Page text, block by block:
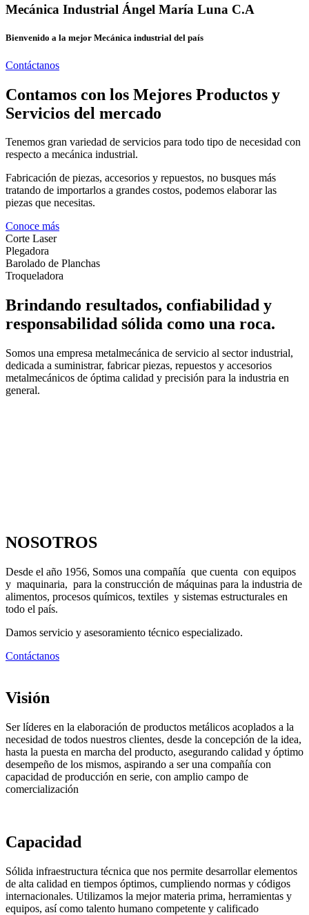
Mecánica Industrial Ángel María Luna C.A
Bienvenido a la mejor Mecánica industrial del país
Contáctanos
Contamos con los Mejores Productos y
Servicios del mercado
Tenemos gran variedad de servicios para todo tipo de necesidad con
respecto a mecánica industrial.
Fabricación de piezas, accesorios y repuestos, no busques más
tratando de importarlos a grandes costos, podemos elaborar las
piezas que necesitas.
Conoce más
Corte Laser
Plegadora
Barolado de Planchas
Troqueladora
Brindando resultados, confiabilidad y
responsabilidad sólida como una roca.
Somos una empresa metalmecánica de servicio al sector industrial,
dedicada a suministrar, fabricar piezas, repuestos y accesorios
metalmecánicos de óptima calidad y precisión para la industria en
general.
NOSOTROS
Desde el año 1956, Somos una compañía que cuenta con equipos
y maquinaria, para la construcción de máquinas para la industria de
alimentos, procesos químicos, textiles y sistemas estructurales en
todo el país.
Damos servicio y asesoramiento técnico especializado.
Contáctanos
Visión
Ser líderes en la elaboración de productos metálicos acoplados a la
necesidad de todos nuestros clientes, desde la concepción de la idea,
hasta la puesta en marcha del producto, asegurando calidad y óptimo
desempeño de los mismos, aspirando a ser una compañía con
capacidad de producción en serie, con amplio campo de
comercialización
Capacidad
Sólida infraestructura técnica que nos permite desarrollar elementos
de alta calidad en tiempos óptimos, cumpliendo normas y códigos
internacionales. Utilizamos la mejor materia prima, herramientas y
equipos, así como talento humano competente y calificado